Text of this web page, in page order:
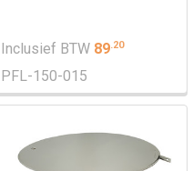
Inclusief BTW 89 20
PFL-150-015